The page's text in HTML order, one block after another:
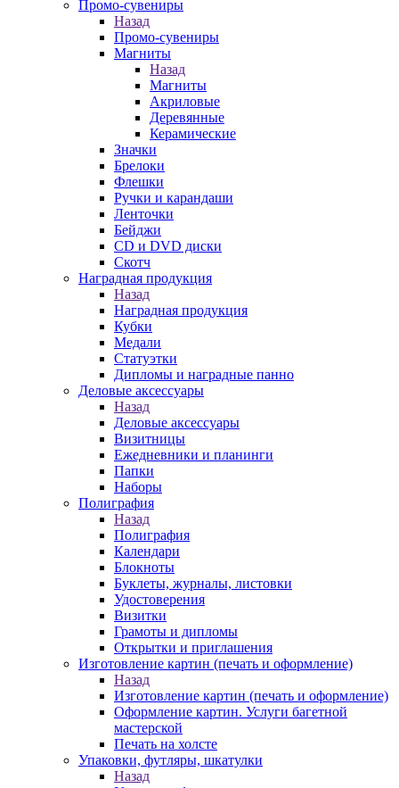
Промо-сувениры
Назад
Промо-сувениры
Магниты
Назад
Магниты
Акриловые
Деревянные
Керамические
Значки
Брелоки
Флешки
Ручки и карандаши
Ленточки
Бейджи
CD и DVD диски
Скотч
Наградная продукция
Назад
Наградная продукция
Кубки
Медали
Статуэтки
Дипломы и наградные панно
Деловые аксессуары
Назад
Деловые аксессуары
Визитницы
Ежедневники и планинги
Папки
Наборы
Полиграфия
Назад
Полиграфия
Календари
Блокноты
Буклеты, журналы, листовки
Удостоверения
Визитки
Грамоты и дипломы
Открытки и приглашения
Изготовление картин (печать и оформление)
Назад
Изготовление картин (печать и оформление)
Оформление картин. Услуги багетной
мастерской
Печать на холсте
Упаковки, футляры, шкатулки
Назад